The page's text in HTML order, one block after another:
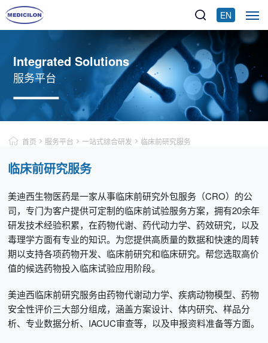
EN
Integrated Solutions
服务平台
首页 服务平台 一站式综合研发 临床前研究服务
临床前研究服务
美迪西生物医药是一家从事临床前研究外包服务（CRO）的公
司，专门为客户提供可定制的临床前试验服务方案，拥有20余年
研发技术经验积累，在药物代谢、药代动力学、药效研究，以及
毒理学方面有专业的知识。为您提供高质量的数据和快速的周转
期以支持各项药物开发、临床前研究和临床研究。帮您选取高价
值的候选药物投入临床试验应用阶段。
美迪西临床前研究服务由药物代谢动力学、疾病动物模型、药物
安全性评价三大部分组成，涵盖方案设计、体内研究、样品分
析、专业数据分析、IACUC审查等，以及申报资料准备等方面。